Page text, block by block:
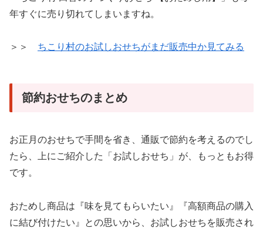
年すぐに売り切れてしまいますね。
＞＞ ちこり村のお試しおせちがまだ販売中か見てみる
節約おせちのまとめ
お正月のおせちで手間を省き、通販で節約を考えるのでし
たら、上にご紹介した「お試しおせち」が、もっともお得
です。
おためし商品は『味を見てもらいたい』『高額商品の購入
に結び付けたい』との思いから、お試しおせちを販売され